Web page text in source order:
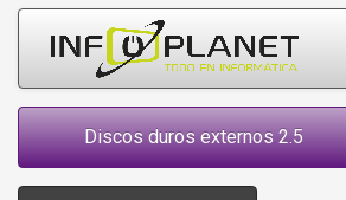
Discos duros externos 2.5